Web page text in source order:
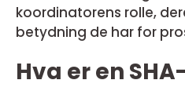
koordinatorens rolle,
betydning de har for
Hva er en